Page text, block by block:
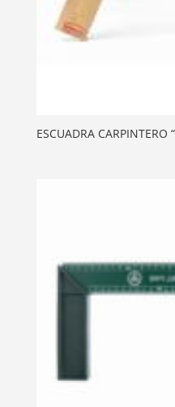
ESCUADRA CARPINTERO